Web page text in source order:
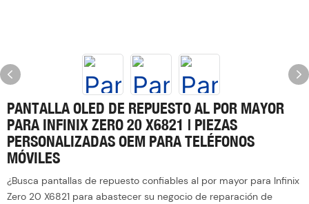
PANTALLA OLED DE REPUESTO AL POR MAYOR
PARA INFINIX ZERO 20 X6821 | PIEZAS
PERSONALIZADAS OEM PARA TELÉFONOS
MÓVILES
¿Busca pantallas de repuesto confiables al por mayor para Infinix
Zero 20 X6821 para abastecer su negocio de reparación de